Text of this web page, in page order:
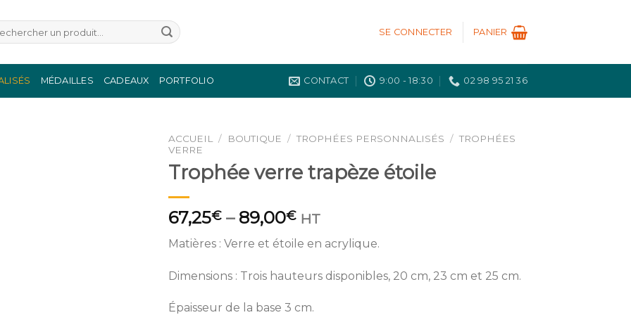
:
SE CONNECTER PANIER
MÉDAILLES CADEAUX PORTFOLIO CONTACT 9:00 - 18:30 02 98 95 21 36
ACCUEIL / BOUTIQUE / TROPHÉES PERSONNALISÉS / TROPHÉES
VERRE
Trophée verre trapèze étoile
67,25€ – 89,00€ HT
Matières : Verre et étoile en acrylique.
Dimensions : Trois hauteurs disponibles, 20 cm, 23 cm et 25 cm.
Épaisseur de la base 3 cm.